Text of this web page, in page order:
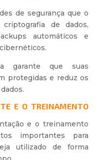
de segurança que o
de dados,
automáticos e
garante que suas
protegidas e reduz os
E O TREINAMENTO
e o treinamento
importantes para
utilizado de forma